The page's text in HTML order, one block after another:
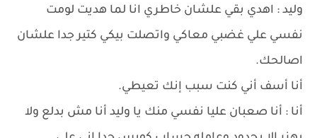
وليد : اهدي بقي علشان خاطري انا لما هديت لومت
نفسي علي غضبي معاكي واتصلت بيكي كتير جدا علشان
اصالحك.
أنا أسف أني كنت سبب إنك تعيطي.
أنا : أنا صعبان عليا نفسي منك يا وليد أنا مش بدلع ولا